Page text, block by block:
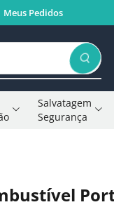
Meus Pedidos
Salvatagem
Segurança